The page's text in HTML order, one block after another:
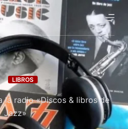
LIBROS
la radio «Discos & libros de
Jazz»